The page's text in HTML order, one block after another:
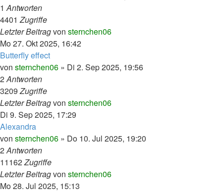
1Antworten
4401Zugriffe
Letzter Beitragvon sternchen06
Mo 27. Okt 2025, 16:42
Butterfly effect
von sternchen06 » Di 2. Sep 2025, 19:56
2Antworten
3209Zugriffe
Letzter Beitragvon sternchen06
Di 9. Sep 2025, 17:29
Alexandra
von sternchen06 » Do 10. Jul 2025, 19:20
2Antworten
11162Zugriffe
Letzter Beitragvon sternchen06
Mo 28. Jul 2025, 15:13